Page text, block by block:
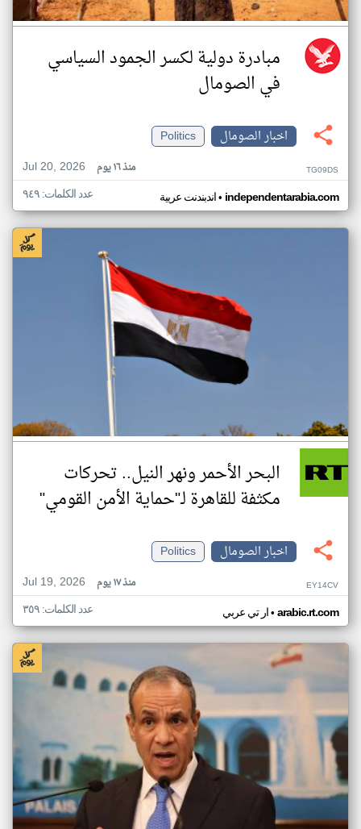
مبادرة دولية لكسر الجمود السياسي
في الصومال
اخبار الصومال
Politics
Jul 20, 2026
منذ ١٦ يوم TG09DS
اندبندنت عربية• independentarabia.com عدد الكلمات: ٩٤٩
البحر الأحمر ونهر النيل.. تحركات
مكثفة للقاهرة لـ"حماية الأمن القومي"
اخبار الصومال
Politics
Jul 19, 2026
منذ ١٧ يوم EY14CV
ار تي عربي• arabic.rt.com عدد الكلمات: ٣٥٩